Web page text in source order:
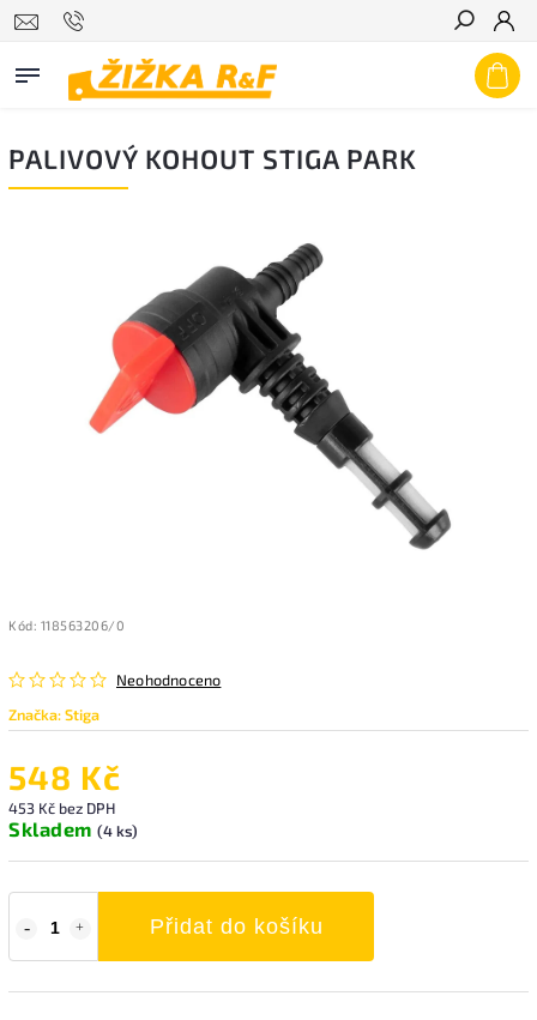
Hledat
PALIVOVÝ KOHOUT STIGA PARK
Kód: 118563206/0
Neohodnoceno
Značka:Stiga
548 Kč
453 Kč bez DPH
Skladem (4 ks)
Přidat do košíku